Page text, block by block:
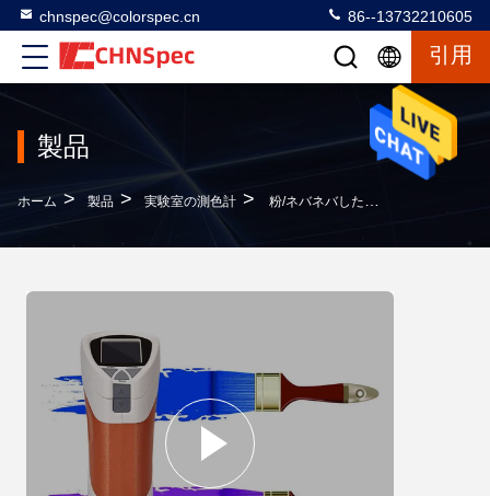
chnspec@colorspec.cn 86--13732210605
引用
製品
ホーム > 製品 > 実験室の測色計 > 粉/ネバネバした物質的な実験室の測色計550gのライト級選手8mmの測定の口径